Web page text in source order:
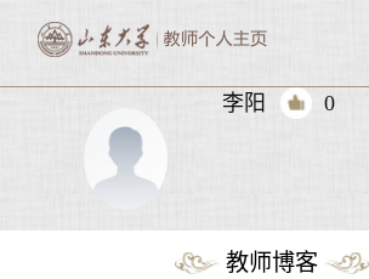
李阳 0
教师博客